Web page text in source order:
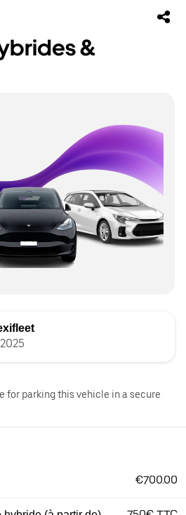
&
for parking this vehicle in a secure
€700.00